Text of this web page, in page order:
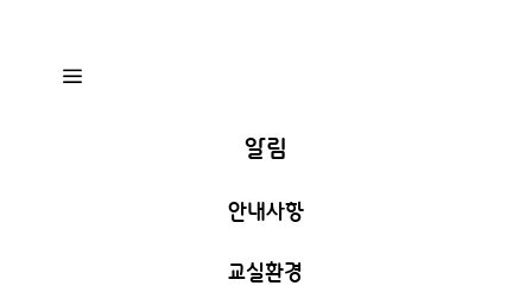
a
알림
안내사항
교실환경